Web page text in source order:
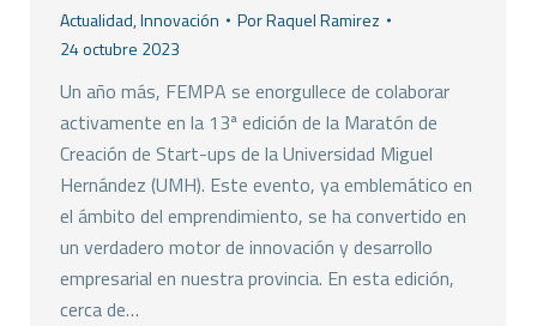
Actualidad,Innovación PorRaquel Ramirez
24 octubre 2023
Un año más, FEMPA se enorgullece de colaborar
activamente en la 13ª edición de la Maratón de
Creación de Start-ups de la Universidad Miguel
Hernández (UMH). Este evento, ya emblemático en
el ámbito del emprendimiento, se ha convertido en
un verdadero motor de innovación y desarrollo
empresarial en nuestra provincia. En esta edición,
cerca de…